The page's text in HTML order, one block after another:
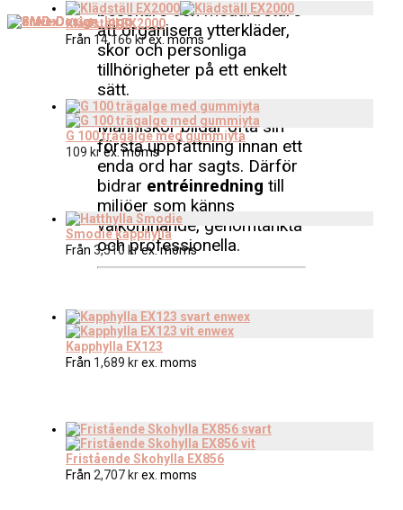
besökare och medarbetare
att organisera ytterkläder,
skor och personliga
tillhörigheter på ett enkelt
sätt.
Människor bildar ofta sin
första uppfattning innan ett
enda ord har sagts. Därför
bidrar entréinredning till
miljöer som känns
välkomnande, genomtänkta
och professionella.
Klädställ EX2000
Från 14,166krex. moms
G 100 trägalge med gummiyta
109 krex. moms
Smodie kapphylla
Från 3,510 krex. moms
Kapphylla EX123
Från 1,689 krex. moms
Fristående Skohylla EX856
Från 2,707 krex. moms